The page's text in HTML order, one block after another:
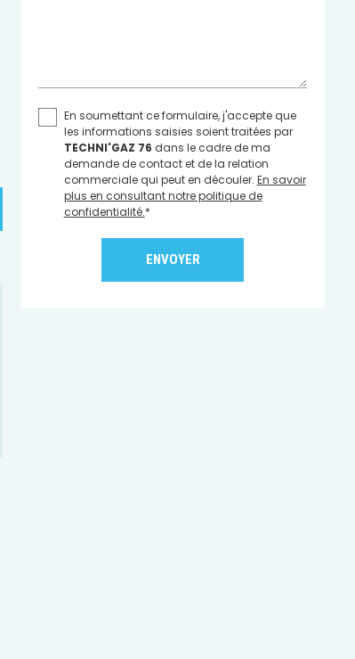
En soumettant ce formulaire, j'accepte que
les informations saisies soient traitées par
TECHNI'GAZ 76 dans le cadre de ma
demande de contact et de la relation
commerciale qui peut en découler. En savoir
plus en consultant notre politique de
confidentialité.*